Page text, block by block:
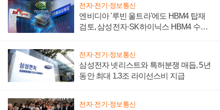
전자·전기·정보통신
엔비디아 '루빈 울트라'에도 HBM4 탑재
검토, 삼성전자·SK하이닉스 HBM4 수율
전자·전기·정보통신
삼성전자 넷리스트와 특허분쟁 매듭, 5년
동안 최대 1.3조 라이선스비 지급
전자·전기·정보통신